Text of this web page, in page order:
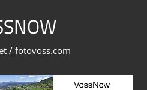
/ fotovoss.com